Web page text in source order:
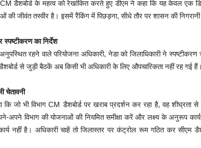
डैशबोर्ड के महत्व को रेखांकित करते हुए डीएम ने कहा कि यह केवल एक
की जीवंत तस्वीर है। इसमें रैंकिंग में पिछड़ना, सीधे तौर पर शासन की निगरानी
का निर्देश
रहने वाले परियोजना अधिकारी, नेडा को जिलाधिकारी ने
से जुड़ी बैठकें अब किसी भी अधिकारी के लिए औपचारिकता नहीं रह गई हैं।
चेतावनी
कि जो भी विभाग CM डैशबोर्ड पर खराब प्रदर्शन कर रहा है, वह शीघ्रता
अपने विभाग की योजनाओं की नियमित समीक्षा करें और लक्ष्य के अनुरूप
नहीं है। अधिकारी चाहें तो जिलास्तर पर कंट्रोल रूम गठित कर सीएम